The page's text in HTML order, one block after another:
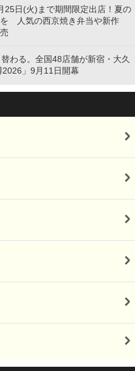
25日(火)まで期間限定出店！夏の
人気の西京焼き弁当や新作
わる。全国48店舗が新宿・大久
」9月11日開幕